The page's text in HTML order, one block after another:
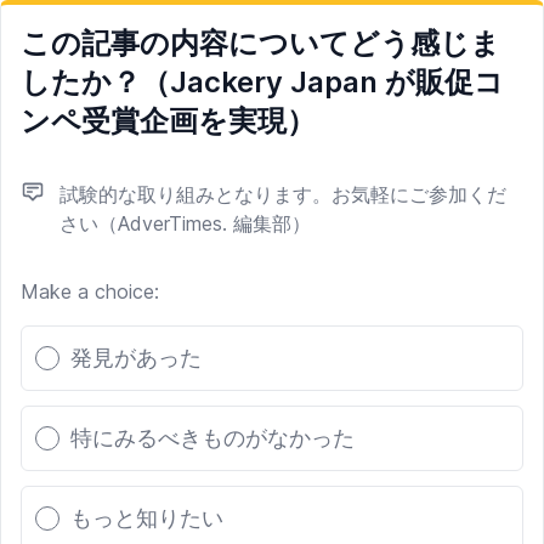
この記事の内容についてどう感じま
したか？（Jackery Japan が販促コ
ンペ受賞企画を実現）
試験的な取り組みとなります。お気軽にご参加くだ
さい（AdverTimes. 編集部）
Make a choice:
Poll options
発見があった
特にみるべきものがなかった
もっと知りたい